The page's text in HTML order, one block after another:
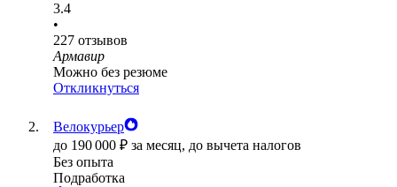
3.4
•
227 отзывов
Армавир
Можно без резюме
Откликнуться
Велокурьер
до 190 000 ₽ за месяц, до вычета налогов
Без опыта
Подработка